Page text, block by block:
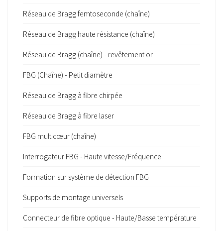
Réseau de Bragg femtoseconde (chaîne)
Réseau de Bragg haute résistance (chaîne)
Réseau de Bragg (chaîne) - revêtement or
FBG (Chaîne) - Petit diamètre
Réseau de Bragg à fibre chirpée
Réseau de Bragg à fibre laser
FBG multicœur (chaîne)
Interrogateur FBG - Haute vitesse/Fréquence
Formation sur système de détection FBG
Supports de montage universels
Connecteur de fibre optique - Haute/Basse température